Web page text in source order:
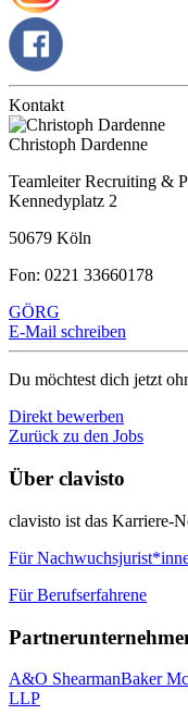
Kontakt
Christoph Dardenne
Teamleiter Recruiting &
Kennedyplatz 2
50679 Köln
Fon: 0221 33660178
GÖRG
E-Mail schreiben
Du möchtest dich jetzt
Direkt bewerben
Zurück zu den Jobs
Über clavisto
clavisto ist das Karriere-
Für
Für Berufserfahrene
A&O ShearmanBaker
LLP